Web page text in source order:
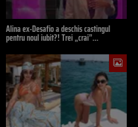
Alina ex-Desafio a deschis castingul
pentru noul iubit?! Trei „crai”…